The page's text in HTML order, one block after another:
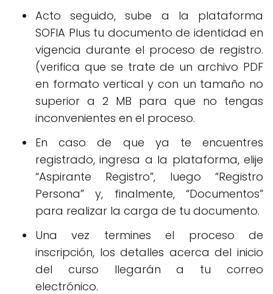
Acto seguido, sube a la plataforma
SOFIA Plus tu documento de identidad en
vigencia durante el proceso de registro.
(verifica que se trate de un archivo PDF
en formato vertical y con un tamaño no
superior a 2 MB para que no tengas
inconvenientes en el proceso.
En caso de que ya te encuentres
registrado, ingresa a la plataforma, elije
“Aspirante Registro”, luego “Registro
Persona” y, finalmente, “Documentos”
para realizar la carga de tu documento.
Una vez termines el proceso de
inscripción, los detalles acerca del inicio
del curso llegarán a tu correo
electrónico.